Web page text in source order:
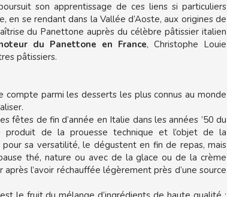
son apprentissage de ces liens si particuliers
se rendant dans la Vallée d’Aoste, aux origines de
du Panettone auprès du célèbre pâtissier italien
du Panettone en France, Christophe Louie
pâtissiers.
parmi les desserts les plus connus au monde
fêtes de fin d’année en Italie dans les années ’50 du
de la prouesse technique et l’objet de la
sa versatilité, le dégustent en fin de repas, mais
thé, nature ou avec de la glace ou de la crème
l’avoir réchauffée légèrement près d’une source